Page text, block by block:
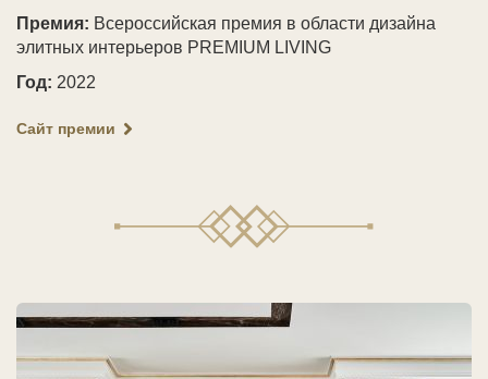
Премия: Всероссийская премия в области дизайна
элитных интерьеров PREMIUM LIVING
Год: 2022
Сайт премии